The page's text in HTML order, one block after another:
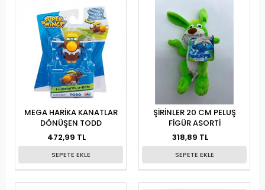
MEGA HARİKA KANATLAR
DÖNÜŞEN TODD
472,99 TL
SEPETE EKLE
ŞİRİNLER 20 CM PELUŞ
FİGÜR ASORTİ
318,89 TL
SEPETE EKLE